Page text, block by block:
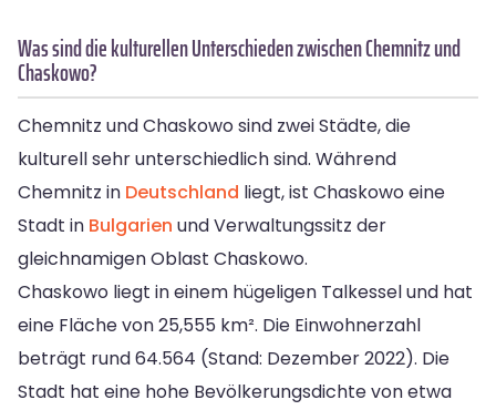
Was sind die kulturellen Unterschieden zwischen Chemnitz und
Chaskowo?
Chemnitz und Chaskowo sind zwei Städte, die
kulturell sehr unterschiedlich sind. Während
Chemnitz in Deutschland liegt, ist Chaskowo eine
Stadt in Bulgarien und Verwaltungssitz der
gleichnamigen Oblast Chaskowo.
Chaskowo liegt in einem hügeligen Talkessel und hat
eine Fläche von 25,555 km². Die Einwohnerzahl
beträgt rund 64.564 (Stand: Dezember 2022). Die
Stadt hat eine hohe Bevölkerungsdichte von etwa